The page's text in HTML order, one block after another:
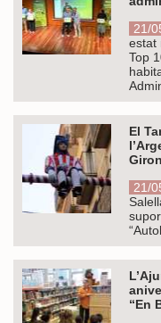
21/
estat
Top
El
21/
“En